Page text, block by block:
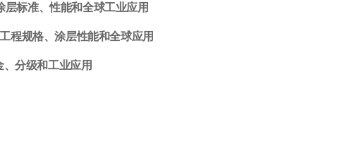
层标准、性能和全球工业应用
程规格、涂层性能和全球应用
分级和工业应用